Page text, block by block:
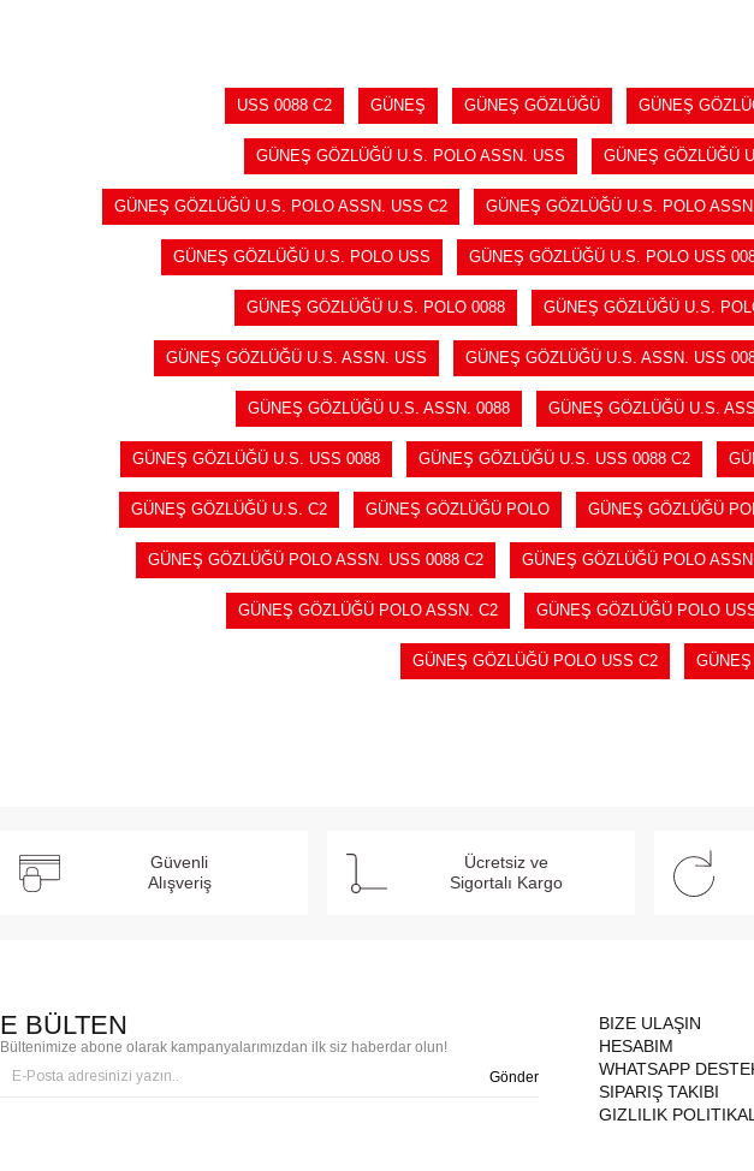
USS 0088 C2 GÜNEŞ GÜNEŞ GÖZLÜĞÜ GÜNEŞ
GÜNEŞ GÖZLÜĞÜ U.S. POLO ASSN. USS GÜNEŞ GÖZLÜĞÜ
GÜNEŞ GÖZLÜĞÜ U.S. POLO ASSN. USS C2 GÜNEŞ GÖZLÜĞÜ U.S. POLO
GÜNEŞ GÖZLÜĞÜ U.S. POLO USS GÜNEŞ GÖZLÜĞÜ U.S. POLO USS
GÜNEŞ GÖZLÜĞÜ U.S. POLO 0088 GÜNEŞ GÖZLÜĞÜ U.S.
GÜNEŞ GÖZLÜĞÜ U.S. ASSN. USS GÜNEŞ GÖZLÜĞÜ U.S. ASSN. USS
GÜNEŞ GÖZLÜĞÜ U.S. ASSN. 0088 GÜNEŞ GÖZLÜĞÜ U.S.
GÜNEŞ GÖZLÜĞÜ U.S. USS 0088 GÜNEŞ GÖZLÜĞÜ U.S. USS 0088 C2
GÜNEŞ GÖZLÜĞÜ U.S. C2 GÜNEŞ GÖZLÜĞÜ POLO GÜNEŞ GÖZLÜĞÜ
GÜNEŞ GÖZLÜĞÜ POLO ASSN. USS 0088 C2 GÜNEŞ GÖZLÜĞÜ POLO
GÜNEŞ GÖZLÜĞÜ POLO ASSN. C2 GÜNEŞ GÖZLÜĞÜ POLO
GÜNEŞ GÖZLÜĞÜ POLO USS C2
Güvenli
Alışveriş
Ücretsiz ve
Sigortalı Kargo
E BÜLTEN
Bültenimize abone olarak kampanyalarımızdan ilk siz haberdar olun!
Gönder
BIZE ULAŞIN
HESABIM
WHATSAPP
SIPARIŞ TAKIBI
GIZLILIK